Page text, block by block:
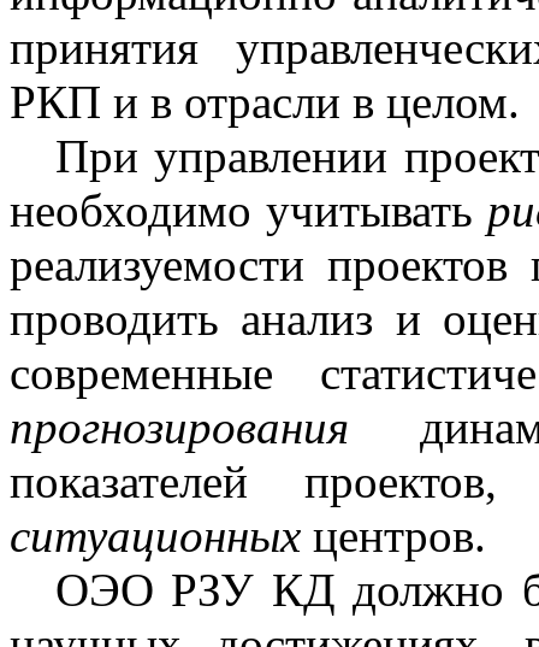
принятия
РКП и в отрасли в целом.
При управлении
необходимо учитывать
реализуемости
проводить анализ и
современные
прогнозирования
показателей
ситуационных центров.
ОЭО РЗУ КД должно